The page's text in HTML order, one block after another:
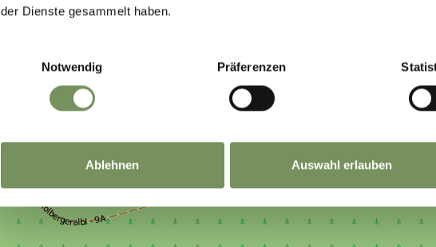
der Dienste gesammelt haben.
Notwendig
Präferenzen
Ablehnen Auswahl erlauben